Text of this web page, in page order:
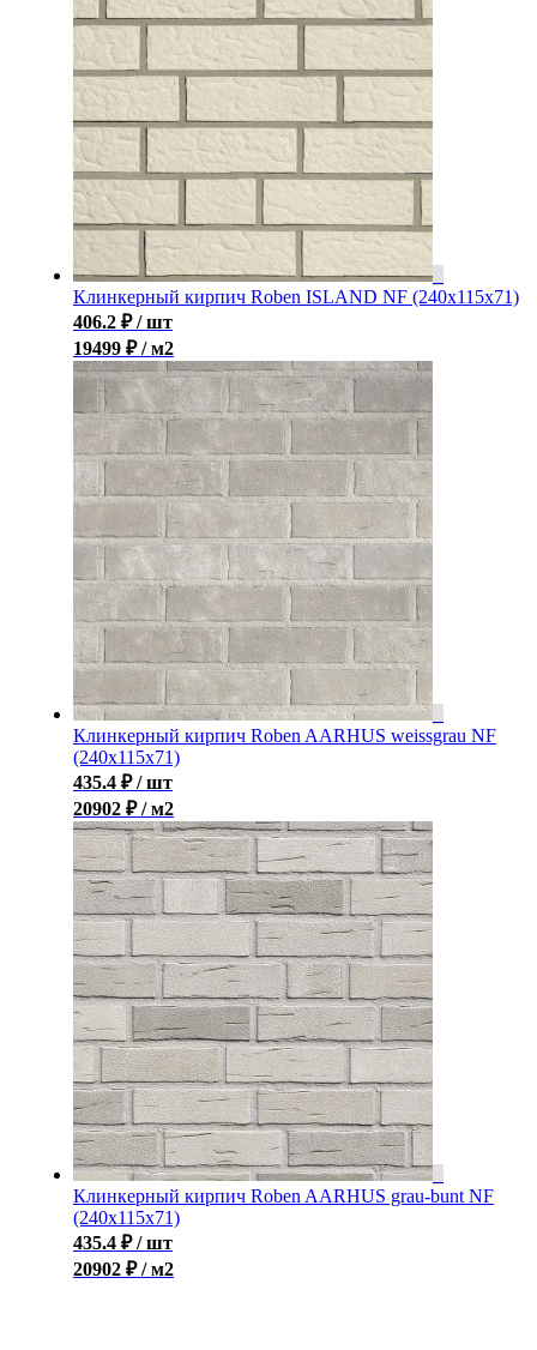
Клинкерный кирпич Roben ISLAND NF (240x115x71)
406.2 ₽ / шт
19499 ₽ / м2
Клинкерный кирпич Roben AARHUS weissgrau NF
(240х115х71)
435.4 ₽ / шт
20902 ₽ / м2
Клинкерный кирпич Roben AARHUS grau-bunt NF
(240х115х71)
435.4 ₽ / шт
20902 ₽ / м2